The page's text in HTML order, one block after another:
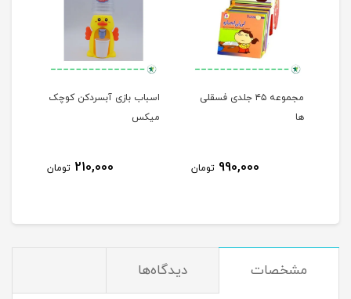
مجموعه ۴۵ جلدی فسقلی
ها
990,000 تومان
اسباب بازی آبسردکن کوچک
میکس
210,000 تومان
مشخصات دیدگاه‌ها